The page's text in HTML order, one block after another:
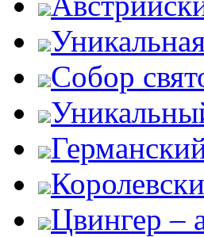
Собор
Цвингер –